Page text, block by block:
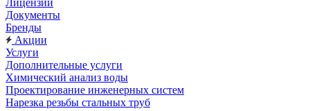
Лицензии
Документы
Бренды
Акции
Услуги
Дополнительные услуги
Химический анализ воды
Проектирование инженерных систем
Нарезка резьбы стальных труб